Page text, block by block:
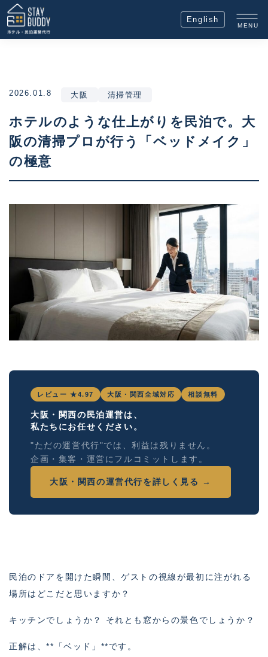
English
MENU
2026.01.8 大阪 清掃管理
ホテルのような仕上がりを民泊で。大
阪の清掃プロが行う「ベッドメイク」
の極意
レビュー ★4.97 大阪・関西全域対応 相談無料
大阪・関西の民泊運営は、
私たちにお任せください。
"ただの運営代行"では、利益は残りません。
企画・集客・運営にフルコミットします。
大阪・関西の運営代行を詳しく見る →
民泊のドアを開けた瞬間、ゲストの視線が最初に注がれる
場所はどこだと思いますか？
キッチンでしょうか？ それとも窓からの景色でしょうか？
正解は、**「ベッド」**です。